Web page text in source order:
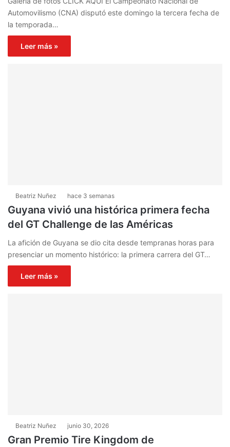
Automovilismo (CNA) disputó este domingo la tercera fecha de
la temporada…
Leer más »
Beatriz Nuñez hace 3 semanas
Guyana vivió una histórica primera fecha
del GT Challenge de las Américas
La afición de Guyana se dio cita desde tempranas horas para
presenciar un momento histórico: la primera carrera del GT…
Leer más »
Beatriz Nuñez junio 30, 2026
Gran Premio Tire Kingdom de